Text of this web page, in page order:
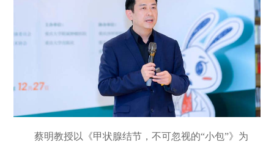
蔡明教授以《甲状腺结节，不可忽视的“小包”》为